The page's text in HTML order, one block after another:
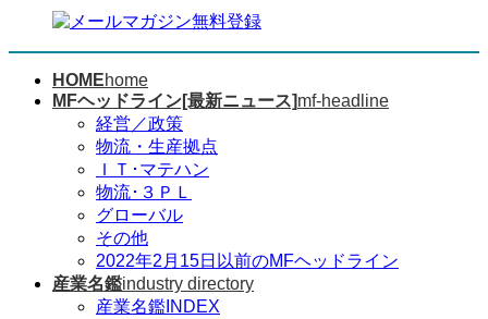
HOMEhome
MFヘッドライン[最新ニュース]mf-headline
経営／政策
物流・生産拠点
ＩＴ･マテハン
物流･３ＰＬ
グローバル
その他
2022年2月15日以前のMFヘッドライン
産業名鑑industry directory
産業名鑑INDEX